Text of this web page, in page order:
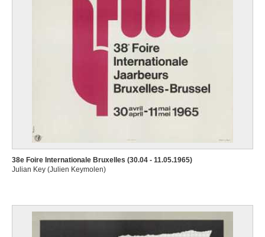
38e Foire Internationale Bruxelles (30.04 - 11.05.1965)
Julian Key (Julien Keymolen)